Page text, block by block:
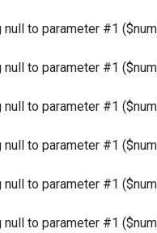
null to parameter #1
null to parameter #1
null to parameter #1
null to parameter #1
null to parameter #1
null to parameter #1